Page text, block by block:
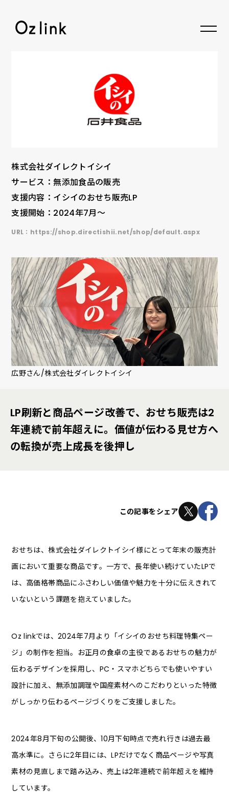
株式会社ダイレクトイシイ
サービス：無添加食品の販売
支援内容：イシイのおせち販売LP
支援開始：2024年7月〜
URL： https://shop.directishii.net/shop/default.aspx
広野さん/株式会社ダイレクトイシイ
LP刷新と商品ページ改善で、おせち販売は2
年連続で前年超えに。価値が伝わる見せ方へ
の転換が売上成長を後押し
この記事をシェア
おせちは、株式会社ダイレクトイシイ様にとって年末の販売計
画において重要な商品です。一方で、長年使い続けていたLPで
は、高価格帯商品にふさわしい価値や魅力を十分に伝えきれて
いないという課題を抱えていました。
Oz linkでは、2024年7月より「イシイのおせち料理特集ペー
ジ」の制作を担当。お正月の食卓の主役であるおせちの魅力が
伝わるデザインを採用し、PC・スマホどちらでも使いやすい
設計に加え、無添加調理や国産素材へのこだわりといった特徴
がしっかり伝わるページづくりをご支援しました。
2024年8月下旬の公開後、10月下旬時点で売れ行きは過去最
高水準に。さらに2年目には、LPだけでなく商品ページや写真
素材の見直しまで踏み込み、売上は2年連続で前年超えを維持
しています。